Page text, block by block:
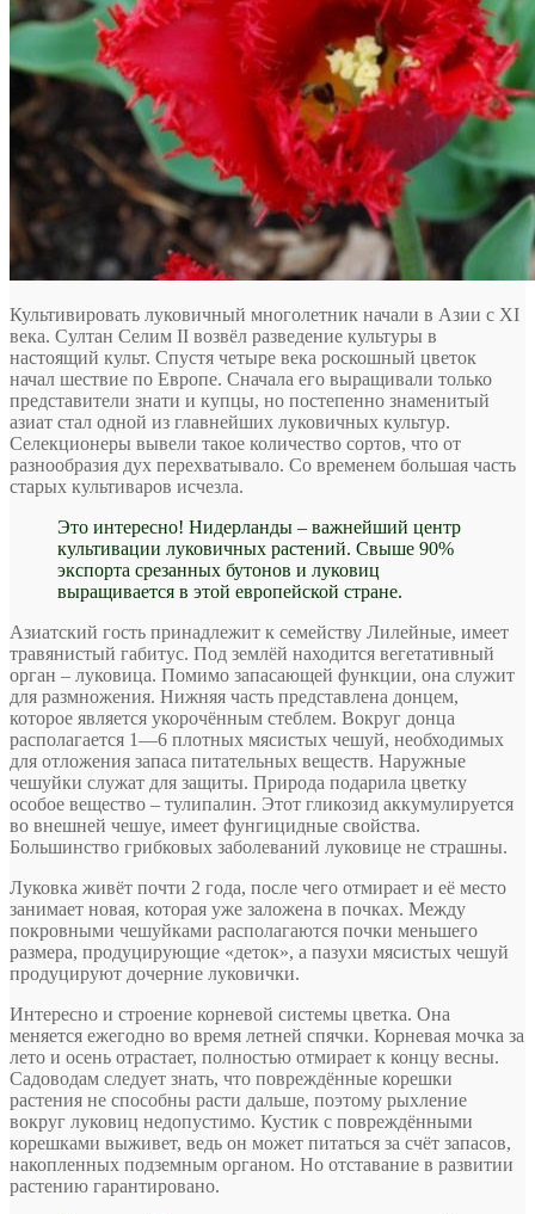
Культивировать луковичный многолетник начали в Азии с XI
века. Султан Селим II возвёл разведение культуры в
настоящий культ. Спустя четыре века роскошный цветок
начал шествие по Европе. Сначала его выращивали только
представители знати и купцы, но постепенно знаменитый
азиат стал одной из главнейших луковичных культур.
Селекционеры вывели такое количество сортов, что от
разнообразия дух перехватывало. Со временем большая часть
старых культиваров исчезла.
Это интересно! Нидерланды – важнейший центр
культивации луковичных растений. Свыше 90%
экспорта срезанных бутонов и луковиц
выращивается в этой европейской стране.
Азиатский гость принадлежит к семейству Лилейные, имеет
травянистый габитус. Под землёй находится вегетативный
орган – луковица. Помимо запасающей функции, она служит
для размножения. Нижняя часть представлена донцем,
которое является укорочённым стеблем. Вокруг донца
располагается 1—6 плотных мясистых чешуй, необходимых
для отложения запаса питательных веществ. Наружные
чешуйки служат для защиты. Природа подарила цветку
особое вещество – тулипалин. Этот гликозид аккумулируется
во внешней чешуе, имеет фунгицидные свойства.
Большинство грибковых заболеваний луковице не страшны.
Луковка живёт почти 2 года, после чего отмирает и её место
занимает новая, которая уже заложена в почках. Между
покровными чешуйками располагаются почки меньшего
размера, продуцирующие «деток», а пазухи мясистых чешуй
продуцируют дочерние луковички.
Интересно и строение корневой системы цветка. Она
меняется ежегодно во время летней спячки. Корневая мочка за
лето и осень отрастает, полностью отмирает к концу весны.
Садоводам следует знать, что повреждённые корешки
растения не способны расти дальше, поэтому рыхление
вокруг луковиц недопустимо. Кустик с повреждёнными
корешками выживет, ведь он может питаться за счёт запасов,
накопленных подземным органом. Но отставание в развитии
растению гарантировано.